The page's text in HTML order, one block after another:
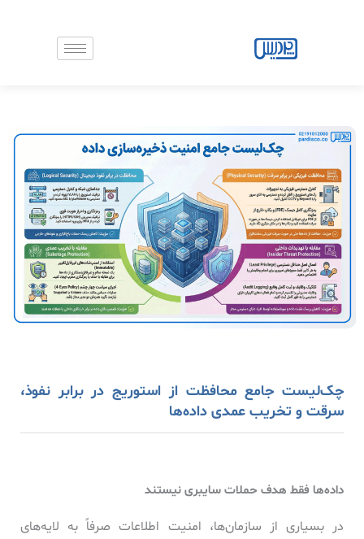
چک‌لیست جامع محافظت از استوریج در برابر نفوذ،
سرقت و تخریب عمدی داده‌ها
داده‌ها فقط هدف حملات سایبری نیستند
در بسیاری از سازمان‌ها، امنیت اطلاعات صرفاً به لایه‌های